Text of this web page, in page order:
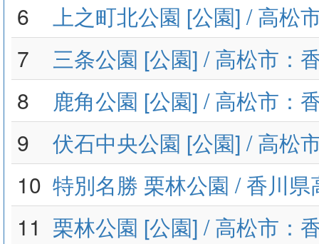
6
上之町北公園 [公園] / 高松
7
三条公園 [公園] / 高松市：
8
鹿角公園 [公園] / 高松市：
9
伏石中央公園 [公園] / 高松
10 特別名勝 栗林公園 / 香川県
11 栗林公園 [公園] / 高松市：